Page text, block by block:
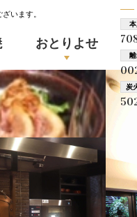
います。
おとりよせ
炭